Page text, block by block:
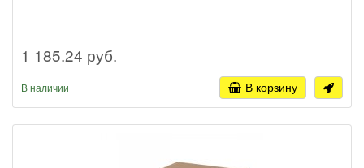
1 185.24 руб.
В наличии В корзину